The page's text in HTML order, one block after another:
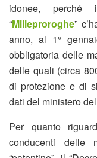
idonee, perché
“Milleproroghe”
anno, al 1°
obbligatoria delle
delle quali (circa
di protezione e di
dati del ministero
Per quanto
conducenti delle